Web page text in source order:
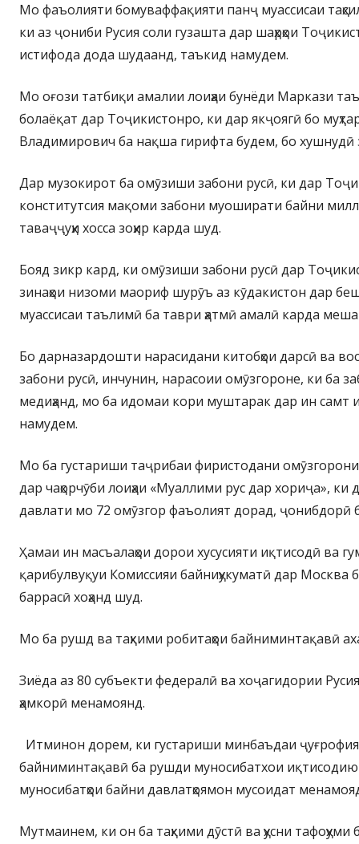
Мо фаъолияти бомуваффақияти панҷ муассисаи
ки аз ҷониби Русия соли гузашта дар шаҳрҳои
истифода дода шудаанд, таъкид намудем.
Мо оғози татбиқи амалии лоиҳаи бунёди Маркази
болаёқат дар Тоҷикистонро, ки дар якҷоягӣ бо
Владимирович ба нақша гирифта будем, бо хушнудӣ
Дар музокирот ба омӯзиши забони русӣ, ки дар
конститутсия мақоми забони муоширати байни
таваҷҷуҳи хосса зоҳир карда шуд.
Бояд зикр кард, ки омӯзиши забони русӣ дар
зинаҳои низоми маориф шурӯъ аз кӯдакистон дар беш
муассисаи таълимӣ ба таври ҳатмӣ амалӣ карда
Бо дарназардошти нарасидани китобҳои дарсӣ ва
забони русӣ, инчунин, нарасоии омӯзгороне, ки ба
медиҳанд, мо ба идомаи кори муштарак дар ин самт
намудем.
Мо ба густариши таҷрибаи фиристодани
дар чаҳорчӯби лоиҳаи «Муаллими рус дар хориҷа», ки
давлати мо 72 омӯзгор фаъолият дорад, ҷонибдорӣ
Ҳамаи ин масъалаҳои дорои хусусияти иқтисодӣ ва
қарибулвуқуи Комиссияи байниҳукуматӣ дар Москва
баррасӣ хоҳанд шуд.
Мо ба рушд ва таҳкими робитаҳои байниминтақавӣ
Зиёда аз 80 субъекти федералӣ ва хоҷагидории
ҳамкорӣ менамоянд.
Итминон дорем, ки густариши минбаъдаи
байниминтақавӣ ба рушди муносибатхои
муносибатҳои байни давлатҳоямон мусоидат
Мутмаинем, ки он ба таҳкими дӯстӣ ва ҳусни тафоҳуми